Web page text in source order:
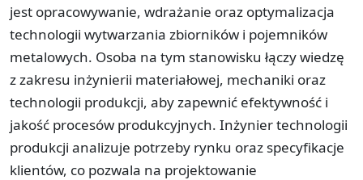
jest opracowywanie, wdrażanie oraz optymalizacja
technologii wytwarzania zbiorników i pojemników
metalowych. Osoba na tym stanowisku łączy wiedzę
z zakresu inżynierii materiałowej, mechaniki oraz
technologii produkcji, aby zapewnić efektywność i
jakość procesów produkcyjnych. Inżynier technologii
produkcji analizuje potrzeby rynku oraz specyfikacje
klientów, co pozwala na projektowanie